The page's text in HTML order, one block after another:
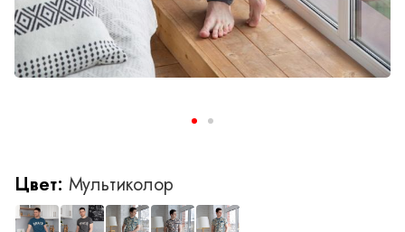
Цвет: Мультиколор